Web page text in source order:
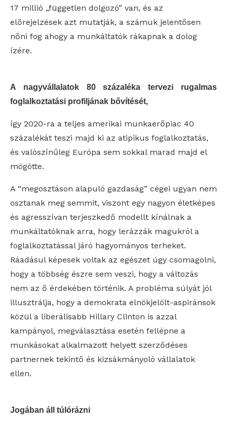
17 millió „független dolgozó” van, és az
előrejelzések azt mutatják, a számuk jelentősen
nőni fog ahogy a munkáltatók rákapnak a dolog
ízére.
A nagyvállalatok 80 százaléka tervezi rugalmas
foglalkoztatási profiljának bővítését,
így 2020-ra a teljes amerikai munkaerőpiac 40
százalékát teszi majd ki az atipikus foglalkoztatás,
és valószínűleg Európa sem sokkal marad majd el
mögötte.
A “megosztáson alapuló gazdaság” cégei ugyan nem
osztanak meg semmit, viszont egy nagyon életképes
és agresszívan terjeszkedő modellt kínálnak a
munkáltatóknak arra, hogy lerázzák magukról a
foglalkoztatással járó hagyományos terheket.
Ráadásul képesek voltak az egészet úgy csomagolni,
hogy a többség észre sem veszi, hogy a változás
nem az ő érdekében történik. A probléma súlyát jól
illusztrálja, hogy a demokrata elnökjelölt-aspiránsok
közül a liberálisabb Hillary Clinton is azzal
kampányol, megválasztása esetén fellépne a
munkásokat alkalmazott helyett szerződéses
partnernek tekintő és kizsákmányoló vállalatok
ellen.
Jogában áll túlórázni